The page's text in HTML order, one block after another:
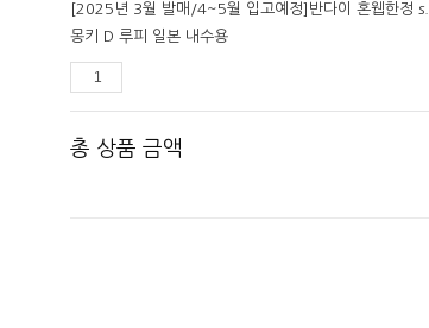
[2025년 3월 발매/4~5월 입고예정]반다이 혼웹한정
몽키 D 루피 일본 내수용
총 상품 금액